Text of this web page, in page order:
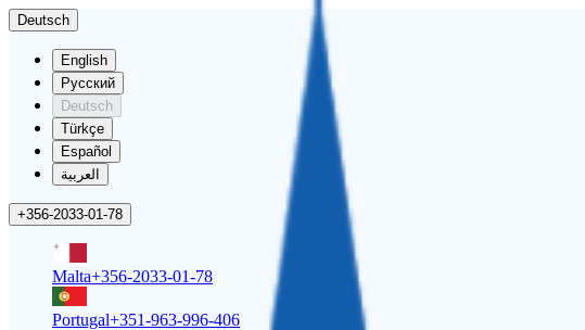
Deutsch
English
Русский
Deutsch
Türkçe
Español
العربية
+356-2033-01-78
Malta+356-2033-01-78
Portugal+351-963-996-406